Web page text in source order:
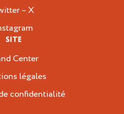
– X
SITE
Center
légales
confidentialité